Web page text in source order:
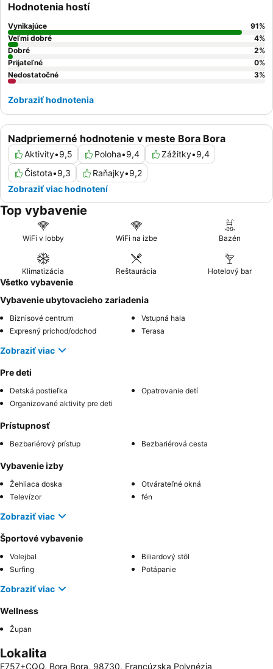
Nadpriemerné hodnotenie v meste Bora Bora
Aktivity•9,5 Poloha•9,4 Zážitky•9,4
Čistota•9,3 Raňajky•9,2
Zobraziť viac hodnotení
Hodnotenia hostí
Vynikajúce 91%
Veľmi dobré
4%
Dobré
2%
Prijateľné
0%
Nedostatočné
3%
Zobraziť hodnotenia
Top vybavenie
WiFi v lobby WiFi na izbe Bazén
Klimatizácia Reštaurácia Hotelový bar
Všetko vybavenie
Vybavenie ubytovacieho zariadenia
Biznisové centrum
Vstupná hala
Expresný príchod/odchod
Terasa
Zobraziť viac
Pre deti
Detská postieľka
Opatrovanie detí
Organizované aktivity pre deti
Prístupnosť
Bezbariérový prístup Bezbariérová cesta
Vybavenie izby
Žehliaca doska
Otvárateľné okná
Televízor
fén
Zobraziť viac
Športové vybavenie
Volejbal
Biliardový stôl
Surfing
Potápanie
Zobraziť viac
Wellness
Župan
Lokalita
F757+CQQ, Bora Bora, 98730, Francúzska Polynézia